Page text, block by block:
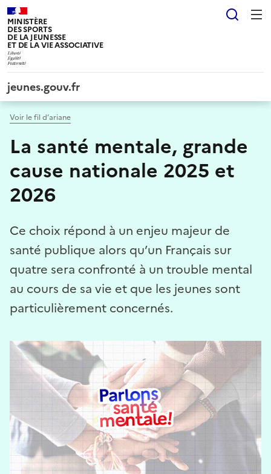
MINISTÈRE
DES SPORTS
DE LA JEUNESSE
ET DE LA VIE ASSOCIATIVE
jeunes.gouv.fr
Voir le fil d’ariane
La santé mentale, grande
cause nationale 2025 et
2026
Ce choix répond à un enjeu majeur de
santé publique alors qu’un Français sur
quatre sera confronté à un trouble mental
au cours de sa vie et que les jeunes sont
particulièrement concernés.
Panneau de gestion des cookies tarteaucitron